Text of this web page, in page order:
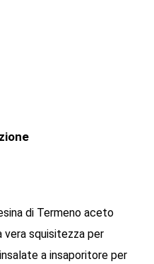
di Termeno aceto
vera squisitezza per
a insaporitore per